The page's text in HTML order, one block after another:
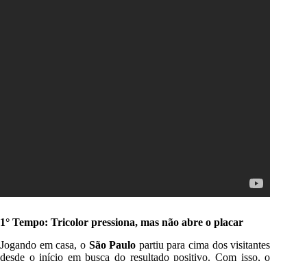
1° Tempo: Tricolor pressiona, mas não abre o placar
Jogando em casa, o São Paulo partiu para cima dos visitantes
desde o início em busca do resultado positivo. Com isso, o